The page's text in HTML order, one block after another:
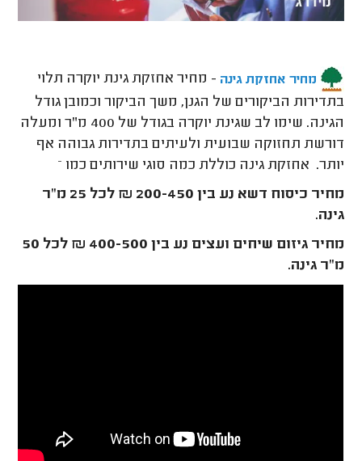
מחיר אחזקת גינה - מחיר אחזקת גינת יוקרה תלוי
בתדירות הביקורים של הגנן, משך הביקור וכמובן גודל
הגינה. שימו לב שגינת יוקרה בגודל של 400 מ"ר ומעלה
דורשת תחזוקה שבועית ולעיתים בתדירות גבוהה אף
יותר. אחזקת גינה כוללת כמה סוגי שירותים כמו –
מחיר כיסוח דשא נע בין 200-450 ₪ לכל 25 מ"ר
גינה.
מחיר גיזום שיחים ועצים נע בין 400-500 ₪ לכל 50
מ"ר גינה.